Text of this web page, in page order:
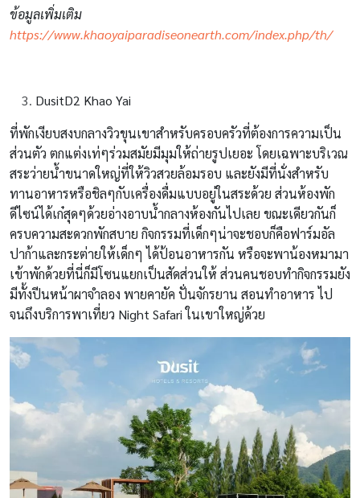
ข้อมูลเพิ่มเติม
https://www.khaoyaiparadiseonearth.com/index.php/th/
DusitD2 Khao Yai
ที่พักเงียบสงบกลางวิวขุนเขาสำหรับครอบครัวที่ต้องการความเป็น
ส่วนตัว ตกแต่งเท่ๆร่วมสมัยมีมุมให้ถ่ายรูปเยอะ โดยเฉพาะบริเวณ
สระว่ายน้ำขนาดใหญ่ที่ให้วิวสวยล้อมรอบ และยังมีที่นั่งสำหรับ
ทานอาหารหรือชิลๆกับเครื่องดื่มแบบอยู่ในสระด้วย ส่วนห้องพัก
ดีไซน์ได้เก๋สุดๆด้วยอ่างอาบน้ำกลางห้องกันไปเลย ขณะเดียวกันก็
ครบความสะดวกพักสบาย กิจกรรมที่เด็กๆน่าจะชอบก็คือฟาร์มอัล
ปาก้าและกระต่ายให้เด็กๆ ได้ป้อนอาหารกัน หรือจะพาน้องหมามา
เข้าพักด้วยที่นี่ก็มีโซนแยกเป็นสัดส่วนให้ ส่วนคนชอบทำกิจกรรมยัง
มีทั้งปีนหน้าผาจำลอง พายคายัค ปั่นจักรยาน สอนทำอาหาร ไป
จนถึงบริการพาเที่ยว Night Safari ในเขาใหญ่ด้วย